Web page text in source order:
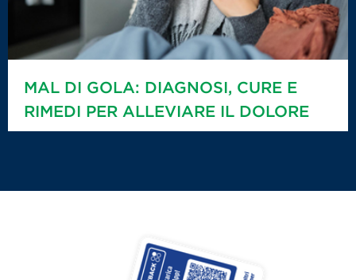
MAL DI GOLA: DIAGNOSI, CURE E
RIMEDI PER ALLEVIARE IL DOLORE